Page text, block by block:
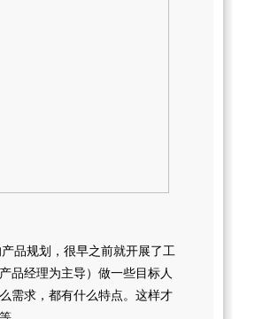
品规划，很早之前就开展了工
品经理为主导）做一些目标人
需求，都有什么特点。这样才